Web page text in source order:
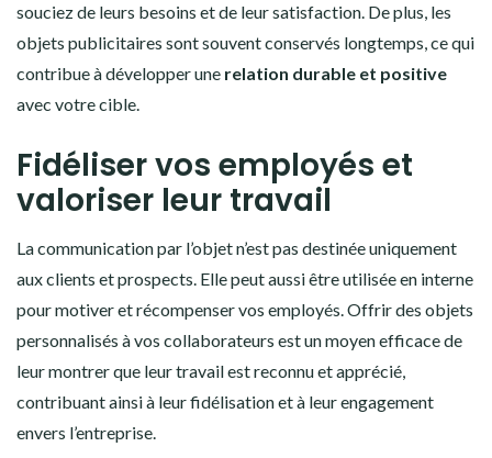
souciez de leurs besoins et de leur satisfaction. De plus, les
objets publicitaires sont souvent conservés longtemps, ce qui
contribue à développer une relation durable et positive
avec votre cible.
Fidéliser vos employés et
valoriser leur travail
La communication par l’objet n’est pas destinée uniquement
aux clients et prospects. Elle peut aussi être utilisée en interne
pour motiver et récompenser vos employés. Offrir des objets
personnalisés à vos collaborateurs est un moyen efficace de
leur montrer que leur travail est reconnu et apprécié,
contribuant ainsi à leur fidélisation et à leur engagement
envers l’entreprise.